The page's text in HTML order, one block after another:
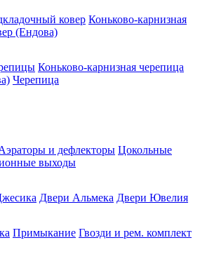
ковер Коньково-карнизная
(Ендова)
Коньково-карнизная черепица
Черепица
и дефлекторы Цокольные
выходы
Двери Альмека Двери Ювелия
Примыкание Гвозди и рем. комплект